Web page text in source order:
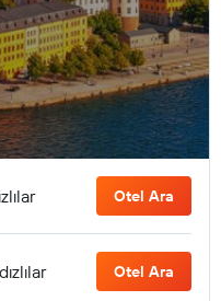
Otel Ara
Otel Ara